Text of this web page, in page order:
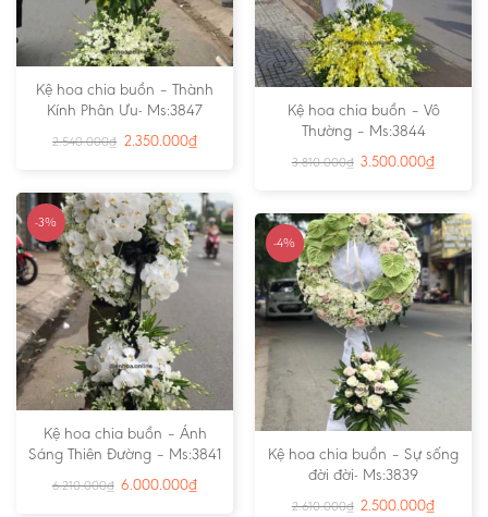
Kệ hoa chia buồn – Thành
Kính Phân Ưu- Ms:3847
2.540.000₫ 2.350.000₫
Kệ hoa chia buồn – Vô
Thường – Ms:3844
3.810.000₫ 3.500.000₫
-3%
Kệ hoa chia buồn – Ánh
Sáng Thiên Đường – Ms:3841
6.210.000₫ 6.000.000₫
-4%
Kệ hoa chia buồn – Sự sống
đời đời- Ms:3839
2.610.000₫ 2.500.000₫